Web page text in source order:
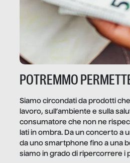
POTREMMO
Siamo circondati da prodotti
lavoro, sull’ambiente e sulla
consumatore che non ne
lati in ombra. Da un concerto a
da uno smartphone fino a una
siamo in grado di ripercorrere i